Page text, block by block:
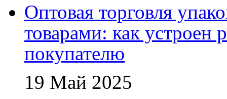
Оптовая торговля
товарами: как устроен
покупателю
19 Май 2025